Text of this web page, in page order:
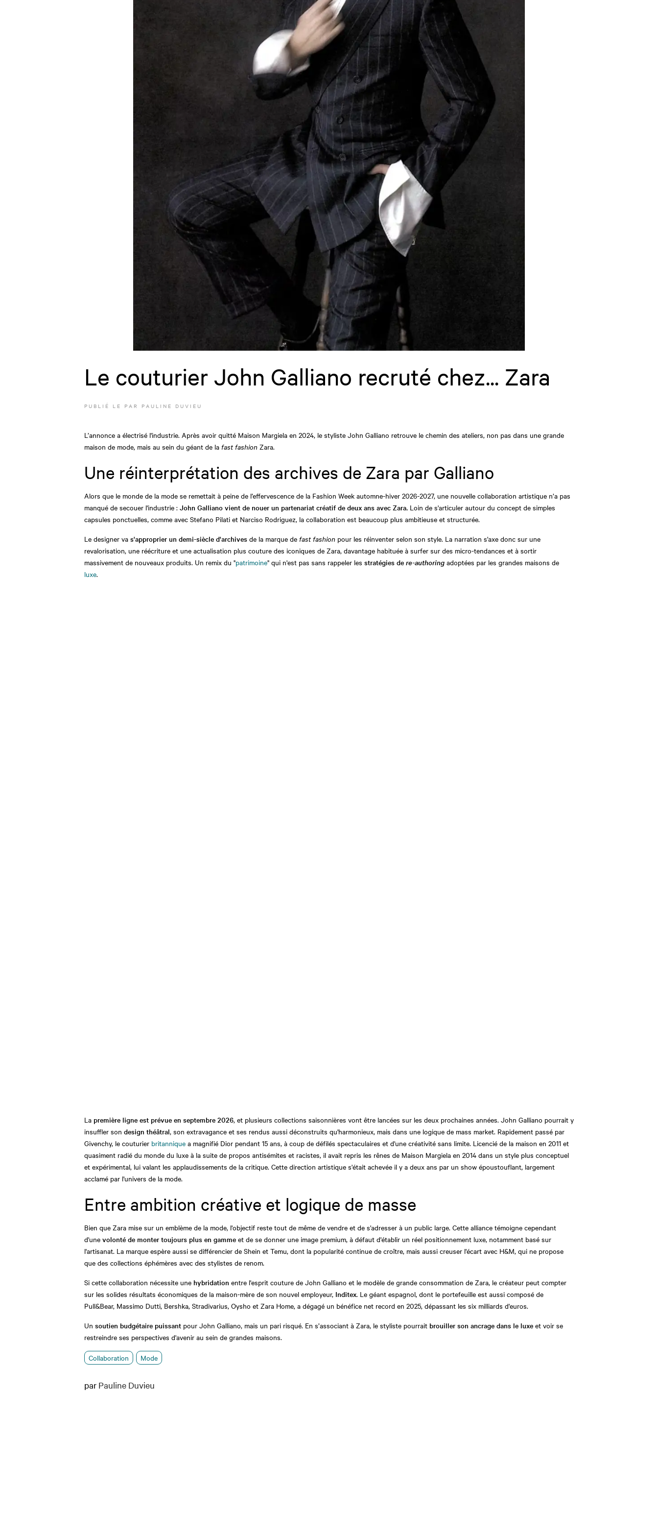
Le couturier John Galliano recruté chez... Zara
PUBLIÉ LE PAR PAULINE DUVIEU
L’annonce a électrisé l'industrie. Après avoir quitté Maison Margiela en 2024, le styliste John Galliano retrouve le chemin des ateliers, non pas dans une grande
maison de mode, mais au sein du géant de la fast fashion Zara.
Une réinterprétation des archives de Zara par Galliano
Alors que le monde de la mode se remettait à peine de l’effervescence de la Fashion Week automne-hiver 2026-2027, une nouvelle collaboration artistique n’a pas
manqué de secouer l'industrie : John Galliano vient de nouer un partenariat créatif de deux ans avec Zara. Loin de s'articuler autour du concept de simples
capsules ponctuelles, comme avec Stefano Pilati et Narciso Rodriguez, la collaboration est beaucoup plus ambitieuse et structurée.
Le designer va s'approprier un demi-siècle d'archives de la marque de fast fashion pour les réinventer selon son style. La narration s'axe donc sur une
revalorisation, une réécriture et une actualisation plus couture des iconiques de Zara, davantage habituée à surfer sur des micro-tendances et à sortir
massivement de nouveaux produits. Un remix du "patrimoine" qui n'est pas sans rappeler les stratégies de re-authoring adoptées par les grandes maisons de
luxe.
La première ligne est prévue en septembre 2026, et plusieurs collections saisonnières vont être lancées sur les deux prochaines années. John Galliano pourrait y
insuffler son design théâtral, son extravagance et ses rendus aussi déconstruits qu'harmonieux, mais dans une logique de mass market. Rapidement passé par
Givenchy, le couturier britannique a magnifié Dior pendant 15 ans, à coup de défilés spectaculaires et d'une créativité sans limite. Licencié de la maison en 2011 et
quasiment radié du monde du luxe à la suite de propos antisémites et racistes, il avait repris les rênes de Maison Margiela en 2014 dans un style plus conceptuel
et expérimental, lui valant les applaudissements de la critique. Cette direction artistique s'était achevée il y a deux ans par un show époustouflant, largement
acclamé par l'univers de la mode.
Entre ambition créative et logique de masse
Bien que Zara mise sur un emblème de la mode, l'objectif reste tout de même de vendre et de s'adresser à un public large. Cette alliance témoigne cependant
d'une volonté de monter toujours plus en gamme et de se donner une image premium, à défaut d'établir un réel positionnement luxe, notamment basé sur
l'artisanat. La marque espère aussi se différencier de Shein et Temu, dont la popularité continue de croître, mais aussi creuser l'écart avec H&M, qui ne propose
que des collections éphémères avec des stylistes de renom.
Si cette collaboration nécessite une hybridation entre l'esprit couture de John Galliano et le modèle de grande consommation de Zara, le créateur peut compter
sur les solides résultats économiques de la maison-mère de son nouvel employeur, Inditex. Le géant espagnol, dont le portefeuille est aussi composé de
Pull&Bear, Massimo Dutti, Bershka, Stradivarius, Oysho et Zara Home, a dégagé un bénéfice net record en 2025, dépassant les six milliards d'euros.
Un soutien budgétaire puissant pour John Galliano, mais un pari risqué. En s’associant à Zara, le styliste pourrait brouiller son ancrage dans le luxe et voir se
restreindre ses perspectives d'avenir au sein de grandes maisons.
Collaboration Mode
par Pauline Duvieu